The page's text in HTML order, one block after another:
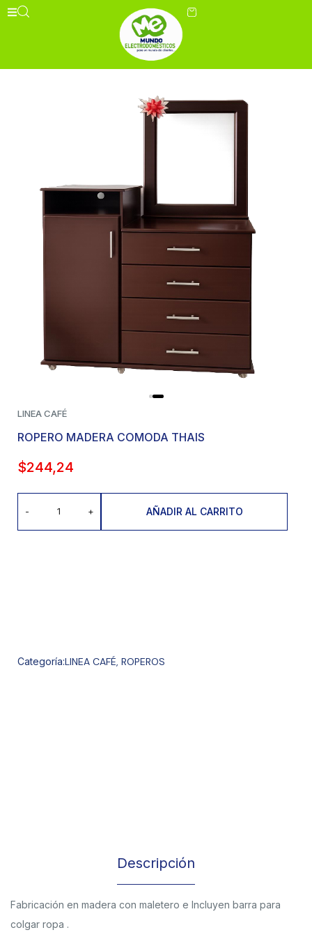
LINEA CAFÉ
ROPERO MADERA COMODA THAIS
$244,24
- + AÑADIR AL CARRITO
Categoría:LINEA CAFÉ, ROPEROS
Descripción
Fabricación en madera con maletero e Incluyen barra para
colgar ropa .